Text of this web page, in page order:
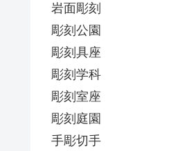
岩面彫刻
彫刻公園
彫刻具座
彫刻学科
彫刻室座
彫刻庭園
手彫切手